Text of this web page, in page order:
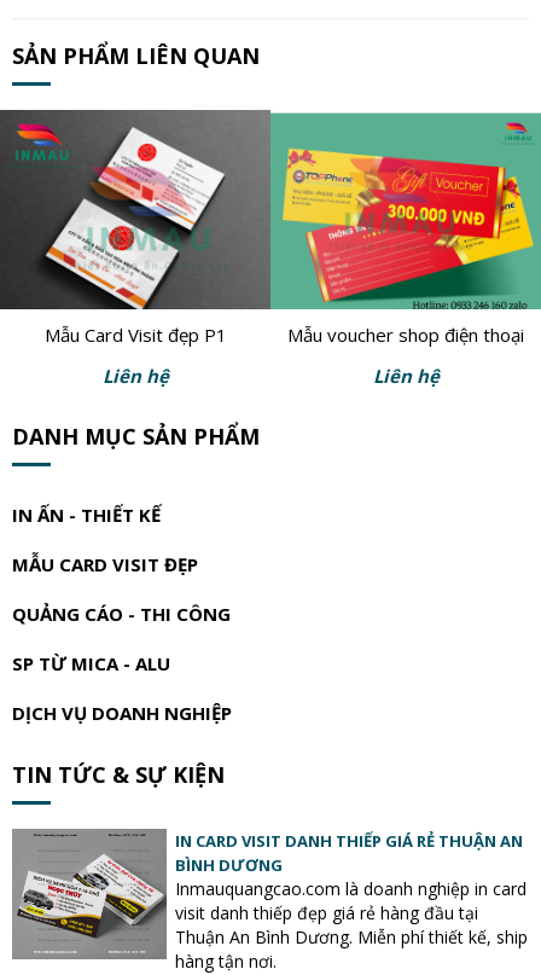
SẢN PHẨM LIÊN QUAN
Mẫu Card Visit đẹp P1
Liên hệ
Mẫu voucher shop điện thoại
Liên hệ
DANH MỤC SẢN PHẨM
IN ẤN - THIẾT KẾ
MẪU CARD VISIT ĐẸP
QUẢNG CÁO - THI CÔNG
SP TỪ MICA - ALU
DỊCH VỤ DOANH NGHIỆP
TIN TỨC & SỰ KIỆN
IN CARD VISIT DANH THIẾP GIÁ RẺ THUẬN AN
BÌNH DƯƠNG
Inmauquangcao.com là doanh nghiệp in card
visit danh thiếp đẹp giá rẻ hàng đầu tại
Thuận An Bình Dương. Miễn phí thiết kế, ship
hàng tận nơi.